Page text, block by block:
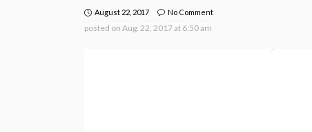
August 22, 2017 No Comment
posted on Aug. 22, 2017 at 6:50 am